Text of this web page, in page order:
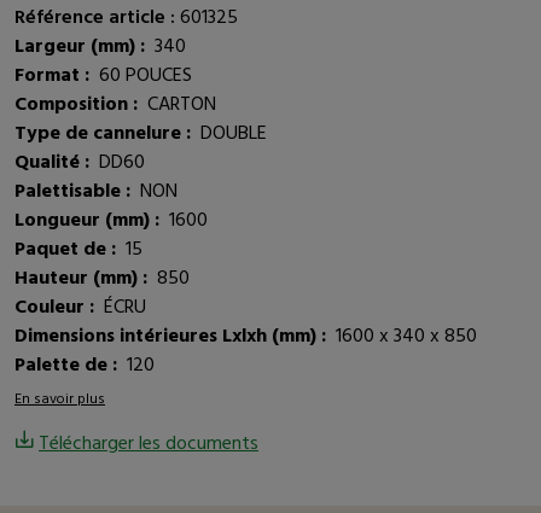
Référence article :601325
Largeur (mm) : 340
Format : 60 POUCES
Composition : CARTON
Type de cannelure : DOUBLE
Qualité : DD60
Palettisable : NON
Longueur (mm) : 1600
Paquet de : 15
Hauteur (mm) : 850
Couleur : ÉCRU
Dimensions intérieures Lxlxh (mm) : 1600 x 340 x 850
Palette de : 120
En savoir plus
Télécharger les documents